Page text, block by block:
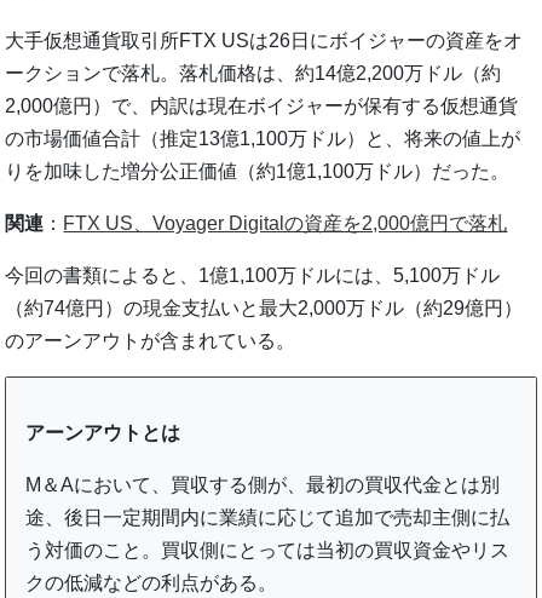
大手仮想通貨取引所FTX USは26日にボイジャーの資産をオ
ークションで落札。落札価格は、約14億2,200万ドル（約
2,000億円）で、内訳は現在ボイジャーが保有する仮想通貨
の市場価値合計（推定13億1,100万ドル）と、将来の値上が
りを加味した増分公正価値（約1億1,100万ドル）だった。
関連 ： FTX US、Voyager Digitalの資産を2,000億円で落札
今回の書類によると、1億1,100万ドルには、5,100万ドル
（約74億円）の現金支払いと最大2,000万ドル（約29億円）
のアーンアウトが含まれている。
アーンアウトとは
M＆Aにおいて、買収する側が、最初の買収代金とは別
途、後日一定期間内に業績に応じて追加で売却主側に払
う対価のこと。買収側にとっては当初の買収資金やリス
クの低減などの利点がある。